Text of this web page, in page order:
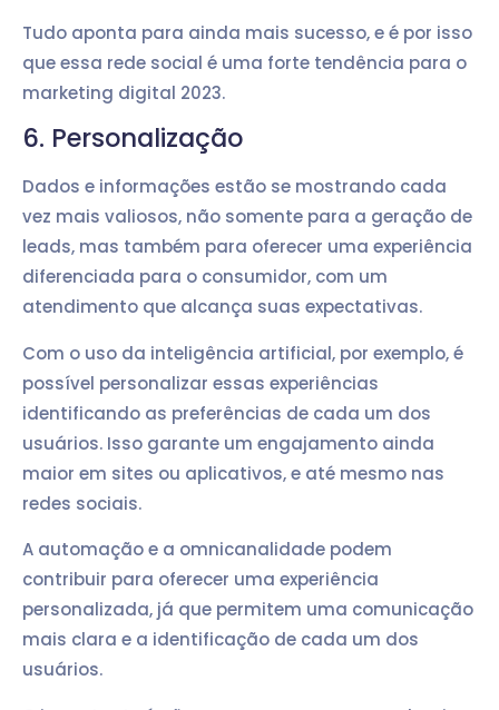
Tudo aponta para ainda mais sucesso, e é por isso
que essa rede social é uma forte tendência para o
marketing digital 2023.
6. Personalização
Dados e informações estão se mostrando cada
vez mais valiosos, não somente para a geração de
leads, mas também para oferecer uma experiência
diferenciada para o consumidor, com um
atendimento que alcança suas expectativas.
Com o uso da inteligência artificial, por exemplo, é
possível personalizar essas experiências
identificando as preferências de cada um dos
usuários. Isso garante um engajamento ainda
maior em sites ou aplicativos, e até mesmo nas
redes sociais.
A automação e a omnicanalidade podem
contribuir para oferecer uma experiência
personalizada, já que permitem uma comunicação
mais clara e a identificação de cada um dos
usuários.